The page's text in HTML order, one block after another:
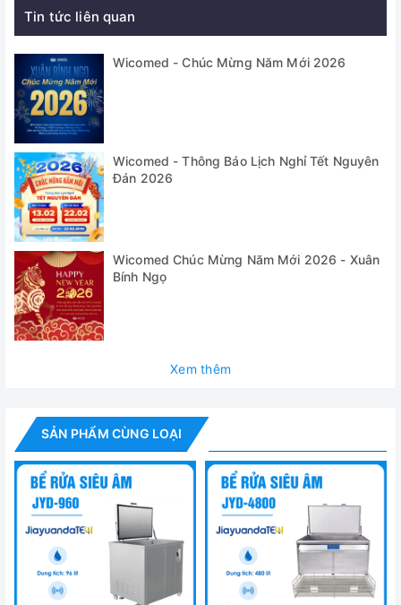
✅ Bộ điều khiển thân thiện đễ sử dụng với các chức năng:
Gia nhiệt tôi đa 100 độ C, Cài đặt thời gian 0 đến 9 giờ 59
✅ Ngoài ra khách hàng có thể lựa chọn thêm 1 số tính năng
(option) khi đặt hàng như: Nâng rỏ tự động, hệ thống xả
tràn, lọc tuần hoàn...
Ứng dụng:
✅Công nghiệp xử lý phun bề mặt:
đính kèm: dầu, phoi cơ học, chất mài mòn, bụi, sáp đánh
bóng) Loại bỏ cặn cacbon trước khi mạ, loại bỏ vảy oxit,
loại bỏ dầu đánh bóng, tẩy dầu mỡ và tẩy rửa, làm sạch
trước khi mạ ion, xử lý bề mặt phôi kim loại, vv... Các sản
phẩm đánh bóng thép không gỉ, dao thép không gỉ, bộ đồ
ăn, dao, ổ khóa, đồ trang trí bằng tay, làm sạch trước khi
mạ...
Công nghiệp máy móc:(làm sạch các phụ kiện: dầu cắt
Tin tức liên quan
Wicomed - Chúc Mừng Năm Mới 2026
Wicomed - Thông Báo Lịch Nghỉ Tết Nguyên
Đán 2026
Wicomed Chúc Mừng Năm Mới 2026 - Xuân
Bính Ngọ
Xem thêm
SẢN PHẨM CÙNG LOẠI